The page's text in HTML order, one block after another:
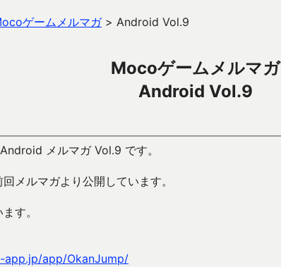
ゲームメルマガ> Android Vol.9
Mocoゲームメルマガ
Android Vol.9
メルマガ Vol.9 です。
メルマガより公開しています。
す。
app/OkanJump/